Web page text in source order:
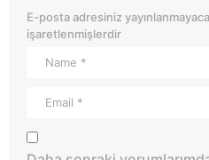
E-posta adresiniz
işaretlenmişlerdir